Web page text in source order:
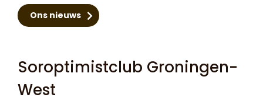
Ons nieuws
Soroptimistclub Groningen-
West